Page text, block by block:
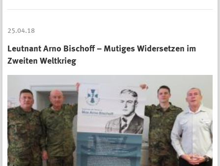
25.04.18
Leutnant Arno Bischoff – Mutiges Widersetzen im
Zweiten Weltkrieg